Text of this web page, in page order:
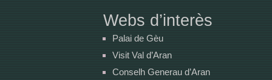
Webs d’interès
Palai de Gèu
Visit Val d’Aran
Conselh Generau d’Aran